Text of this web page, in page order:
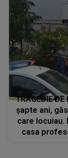
TRAGEDIE
șapte ani,
care locuiau.
casa